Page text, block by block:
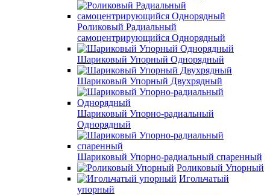
Роликовый Радиальный
самоцентрирующийся Однорядный
Шариковый Упорный Однорядный
Шариковый Упорный Двухрядный
Шариковый Упорно-радиальный
Однорядный
Шариковый Упорно-радиальный спаренный
Роликовый Упорный
Игольчатый
упорный